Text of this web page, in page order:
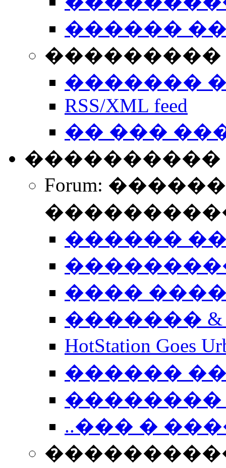
������
���������
�������
RSS/XML feed
�� ���
����������
Forum:
������
����
�������
HotStation
������
��������
..��� �
����������